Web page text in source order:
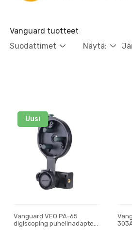
Vanguard tuotteet
Suodattimet
Näytä:
Uusi
Vanguard VEO PA-65
digiscoping puhelinadapteri